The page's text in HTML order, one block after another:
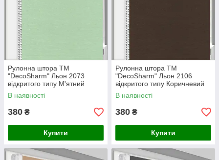
Рулонна штора ТМ
"DecoSharm" Льон 2073
відкритого типу М'ятний
В наявності
380 ₴
Купити
Рулонна штора ТМ
"DecoSharm" Льон 2106
відкритого типу Коричневий
В наявності
380 ₴
Купити